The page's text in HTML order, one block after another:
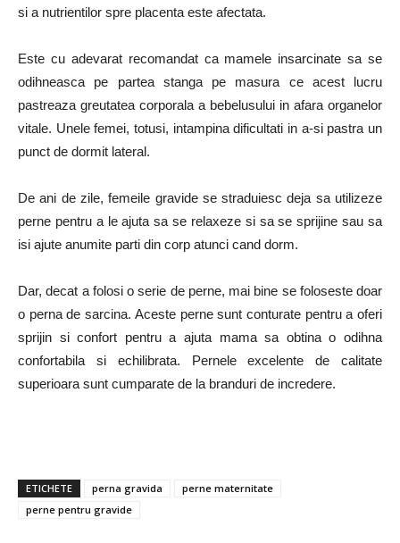
si a nutrientilor spre placenta este afectata.
Este cu adevarat recomandat ca mamele insarcinate sa se
odihneasca pe partea stanga pe masura ce acest lucru
pastreaza greutatea corporala a bebelusului in afara organelor
vitale. Unele femei, totusi, intampina dificultati in a-si pastra un
punct de dormit lateral.
De ani de zile, femeile gravide se straduiesc deja sa utilizeze
perne pentru a le ajuta sa se relaxeze si sa se sprijine sau sa
isi ajute anumite parti din corp atunci cand dorm.
Dar, decat a folosi o serie de perne, mai bine se foloseste doar
o perna de sarcina. Aceste perne sunt conturate pentru a oferi
sprijin si confort pentru a ajuta mama sa obtina o odihna
confortabila si echilibrata. Pernele excelente de calitate
superioara sunt cumparate de la branduri de incredere.
ETICHETE perna gravida
perne maternitate
perne pentru gravide